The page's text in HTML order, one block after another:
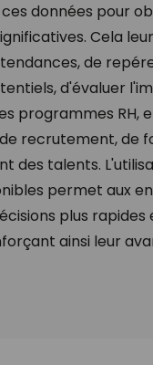
données pour
Cela
de
d'évaluer
programmes RH,
recrutement, de
des talents.
permet aux
plus rapides
ainsi leur